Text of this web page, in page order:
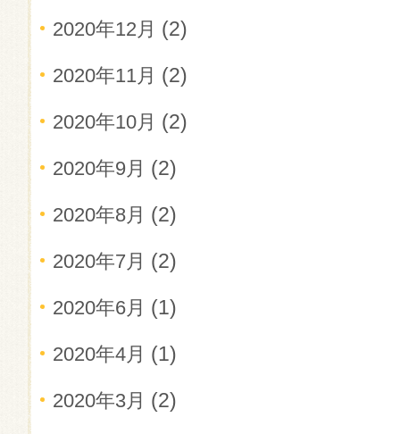
2020年12月 (2)
2020年11月 (2)
2020年10月 (2)
2020年9月 (2)
2020年8月 (2)
2020年7月 (2)
2020年6月 (1)
2020年4月 (1)
2020年3月 (2)